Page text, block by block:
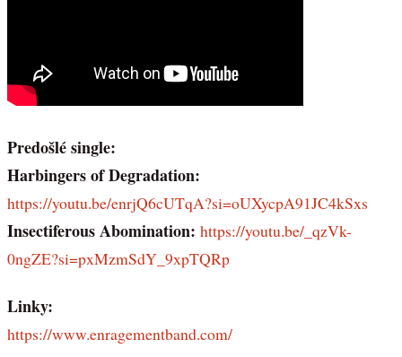
Predošlé single:
Harbingers of Degradation:
https://youtu.be/enrjQ6cUTqA?si=oUXycpA91JC4kSxs
Insectiferous Abomination: https://youtu.be/_qzVk-
0ngZE?si=pxMzmSdY_9xpTQRp
Linky:
https://www.enragementband.com/